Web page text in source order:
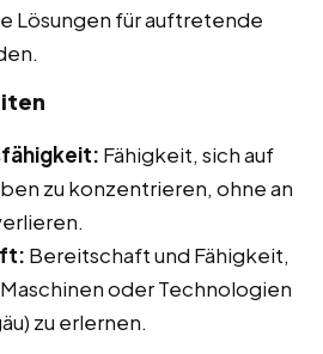
Lösungen für auftretende
Fähigkeit, sich auf
zu konzentrieren, ohne an
Bereitschaft und Fähigkeit,
oder Technologien
zu erlernen.